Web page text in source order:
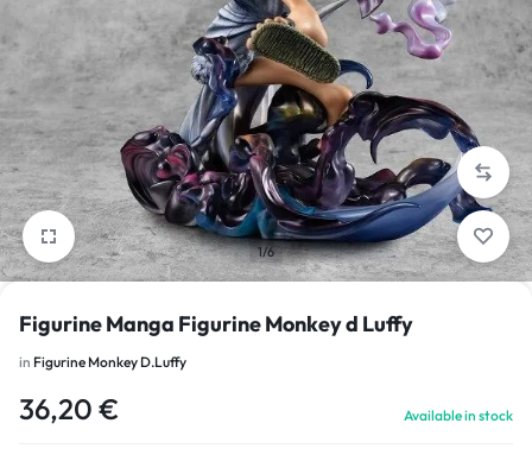
1/6
Figurine Manga Figurine Monkey d Luffy
in Figurine Monkey D.Luffy
36,20 € Available in stock